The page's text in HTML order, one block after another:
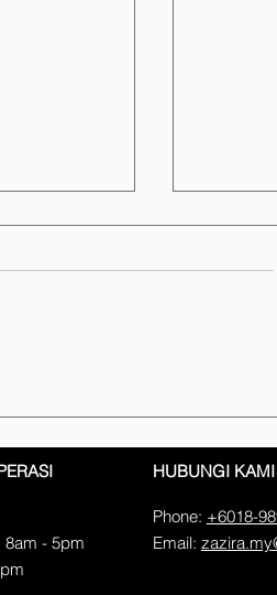
8am - 5pm
HUBUNGI KAMI
Phone: +6018-
Email: